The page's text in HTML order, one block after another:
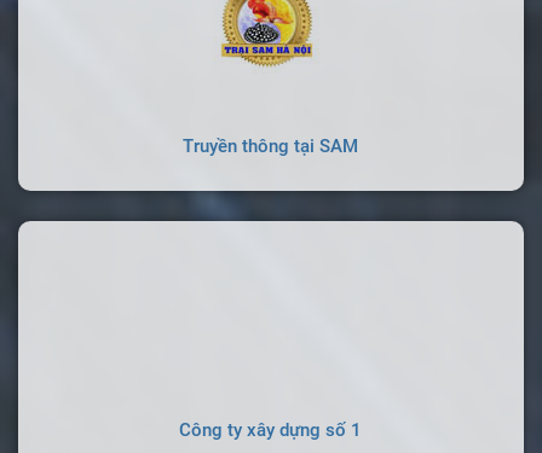
Truyền thông tại SAM
Công ty xây dựng số 1